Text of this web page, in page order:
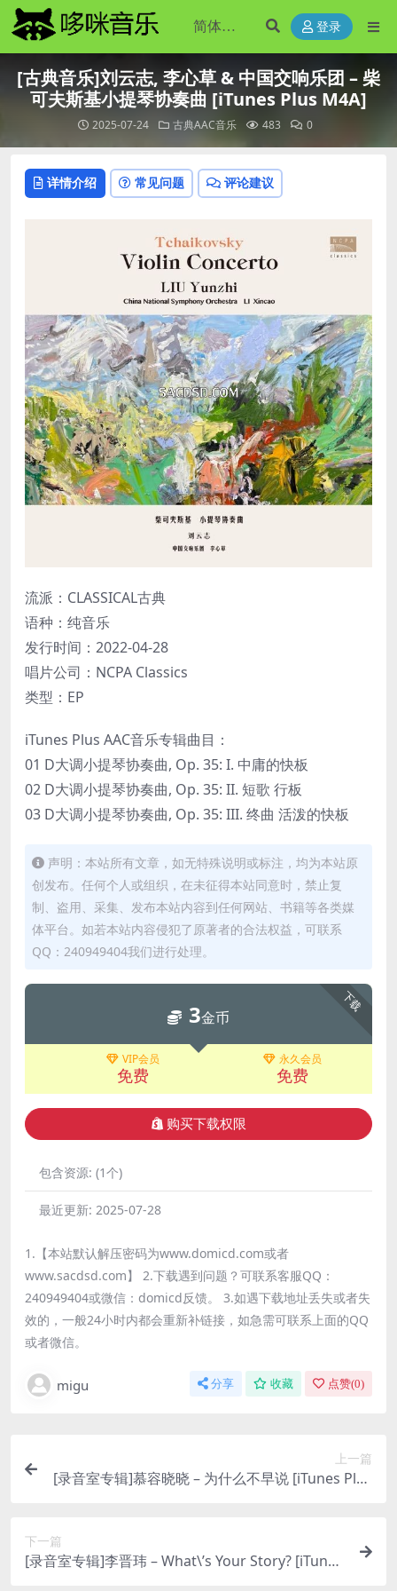
登录
[古典音乐]刘云志, 李心草 & 中国交响乐团 – 柴
可夫斯基小提琴协奏曲 [iTunes Plus M4A]
2025-07-24 古典AAC音乐 483 0
详情介绍 常见问题 评论建议
流派：CLASSICAL古典
语种：纯音乐
发行时间：2022-04-28
唱片公司：NCPA Classics
类型：EP
iTunes Plus AAC音乐专辑曲目：
01 D大调小提琴协奏曲, Op. 35: I. 中庸的快板
02 D大调小提琴协奏曲, Op. 35: II. 短歌 行板
03 D大调小提琴协奏曲, Op. 35: III. 终曲 活泼的快板
声明：本站所有文章，如无特殊说明或标注，均为本站原
创发布。任何个人或组织，在未征得本站同意时，禁止复
制、盗用、采集、发布本站内容到任何网站、书籍等各类媒
体平台。如若本站内容侵犯了原著者的合法权益，可联系
QQ：240949404我们进行处理。
下载
3金币
VIP会员
免费
永久会员
免费
购买下载权限
包含资源: (1个)
最近更新: 2025-07-28
1.【本站默认解压密码为www.domicd.com或者
www.sacdsd.com】 2.下载遇到问题？可联系客服QQ：
240949404或微信：domicd反馈。 3.如遇下载地址丢失或者失
效的，一般24小时内都会重新补链接，如急需可联系上面的QQ
或者微信。
migu 分享 收藏 点赞(0)
上一篇
[录音室专辑]慕容晓晓 – 为什么不早说 [iTunes Plus
下一篇
[录音室专辑]李晋玮 – What\’s Your Story? [iTunes